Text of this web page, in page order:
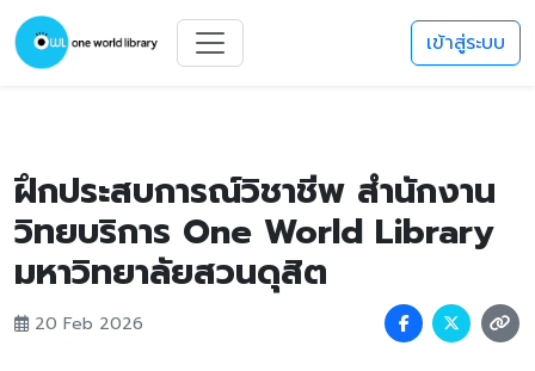
เข้าสู่ระบบ
ฝึกประสบการณ์วิชาชีพ สำนักงาน
วิทยบริการ One World Library
มหาวิทยาลัยสวนดุสิต
20 Feb 2026